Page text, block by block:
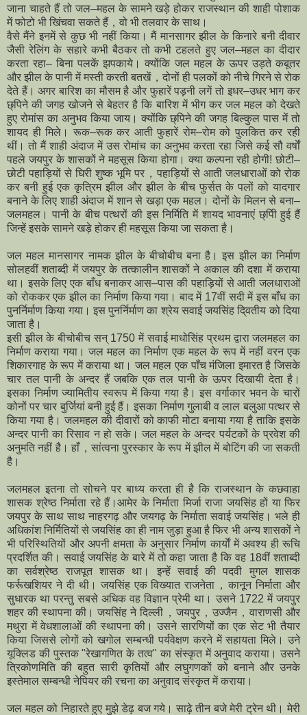
जाना चाहते हैं तो जल–महल के सामने खड़े होकरराजस्थान की शाही पोशाक
में फोटो भी खिंचवा सकते हैं，वो भी तलवार के साथ।
वैसे मैंने इनमें से कुछ भी नहीं किया। मैं मानसागर झील के किनारे बनी दीवार
जैसी रेलिंग के सहारे कभी बैठकर तो कभी टहलते हुए जल–महल का दीदार
करता रहा– बिना पलकें झपकाये। क्योंकि जल महल के ऊपर उड़ते कबूतर
और झील के पानी में मस्ती करती बतखें，दोनों ही पलकों को नीचे गिरने से रोक
देते हैं।अगर बारिश का मौसम है और फुहारें पड़नी लगें तो इधर–उधर भाग कर
छ्पिने की जगह खोजने से बेहतर है कि बारिश में भीग कर जल महल को देखते
हुए रोमांस का अनुभव किया जाय। क्योंकि छ्पिने की जगह बिल्कुल पास में तो
शायद ही मिले। रूक–रूक कर आती फुहारें रोम–रोम को पुलकित कर रही
थीं। तो मैं शाही अंदाज में उस रोमांच का अनुभव करता रहा जिसे कई सौ वर्षाें
पहले जयपुर के शासकों ने महसूस किया होगा। क्या कल्पना रही होगीǃ छोटी–
छोटी पहाड़ियों से घिरी शुष्क भूमि पर，पहाड़ियों से आती जलधाराओं को रोक
कर बनी हुई एक कृत्रिम झील और झील के बीच फुर्सत के पलों को यादगार
बनाने के लिए शाही अंदाज में शान से खड़ा एक महल। दोनों के मिलन से बना–
जलमहल। पानी के बीच पत्थरों की इस निर्मिति में शायद भावनाएं छ्पिी हुई हैं
जिन्हें इसके सामने खड़े होकर ही महसूस किया जा सकता है।
जल महल मानसागर नामक झील के बीचोबीच बना है। इस झील का निर्माण
सोलहवीं शताब्दी में जयपुर के तत्कालीन शासकों ने अकाल की दशा में कराया
था। इसके लिए एक बाँध बनाकर आस–पास की पहाड़ियों से आती जलधाराओं
को रोककर एक झील का निर्माण किया गया। बाद में 17वीं सदी में इस बाँध का
पुनर्निर्माण किया गया। इस पुनर्निर्माण का श्रेय सवाई जयसिंह दि्वतीय को दिया
जाता है।
इसी झील के बीचोबीच सन् 1750 में सवाई माधोसिंह प्रथम द्वारा जलमहल का
निर्माण कराया गया। जल महल का निर्माण एक महल के रूप में नहीं वरन एक
शिकारगाह के रूप में कराया था। जल महल एक पाँच मंजिला इमारत है जिसके
चार तल पानी के अन्दर हैं जबकि एक तल पानी के ऊपर दिखायी देता है।
इसका निर्माण ज्यामितीय स्वरूप में किया गया है। इस वर्गाकार भवन के चारों
कोनों पर चार बुर्जियां बनी हुई हैं। इसका निर्माण गुलाबी व लाल बलुआ पत्थर से
किया गया है। जलमहल की दीवारों को काफी मोटा बनाया गया है ताकि इसके
अन्दर पानी का रिसाव न हो सके। जल महल के अन्दर पर्यटकों के प्रवेश की
अनुमति नहीं है। हाँ，सांत्वना पुरस्कार के रूप में झील में बोटिंग की जा सकती
है।
जलमहल इतना तो सोचने पर बाध्य करता ही है कि राजस्थान के कछवाहा
शासक श्रेष्ठ निर्माता रहे हैं। आमेर के निर्माता मिर्जा राजा जयसिंह हों या फिर
जयपुर के साथ साथ नाहरगढ़ और जयगढ़ के निर्माता सवाई जयसिंह। भले ही
अधिकांश निर्मितियों से जयसिंह का ही नाम जुड़ा हुआ है फिर भी अन्य शासकों ने
भी परिस्थितियों और अपनी क्षमता के अनुसार निर्माण कार्याें में अवश्य ही रूचि
प्रदर्शित की। सवाई जयसिंह के बारे में तो कहा जाता है कि वह 18वीं शताब्दी
का सर्वश्रेष्ठ राजपूत शासक था। इन्हें सवाई की पदवी मुगल शासक
फर्रूखशियर ने दी थी। जयसिंह एक विख्यात राजनेता，कानून निर्माता और
सुधारक था परन्तु सबसे अधिक वह विज्ञान प्रेमी था। उसने 1722 में जयपुर
शहर की स्थापना की। जयसिंह ने दिल्ली，जयपुर，उज्जैन，वाराणसी और
मथुरा में वेधशालाओं की स्थापना की। उसने सारणियों का एक सेट भी तैयार
किया जिससे लोगों को खगोल सम्बन्धी पर्यवेक्षण करने में सहायता मिले। उने
यूक्लिड की पुस्तक "रेखागणित के तत्व" का संस्कृत में अनुवाद कराया। उसने
त्रिकोणमिति की बहुत सारी कृतियों और लघुगणकों को बनाने और उनके
इस्तेमाल सम्बन्धी नेपियर की रचना का अनुवाद संस्कृत में कराया।
जल महल को निहारते हुए मुझे डेढ़ बज गये। साढ़े तीन बजे मेरी ट्रेन थी। मेरी